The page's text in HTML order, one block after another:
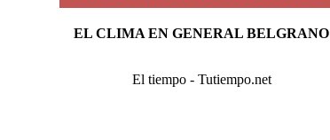
EL CLIMA EN GENERAL BELGRANO
El tiempo - Tutiempo.net